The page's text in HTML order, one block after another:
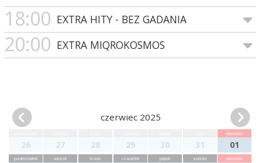
18:00 EXTRA HITY - BEZ GADANIA
20:00 EXTRA MIQROKOSMOS
czerwiec 2025
26 27 28 29 30 31
niedziela
01
poniedziałek wtorek środa czwartek piątek sobota niedziela